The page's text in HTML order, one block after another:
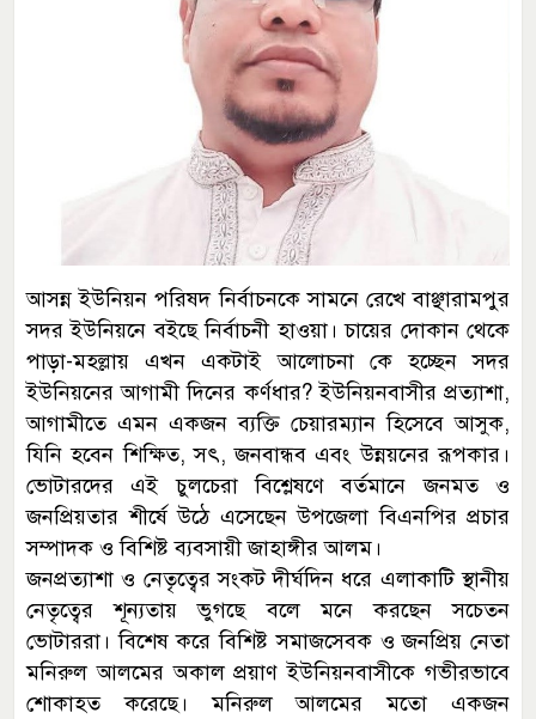
আসন্ন ইউনিয়ন পরিষদ নির্বাচনকে সামনে রেখে বাঞ্ছারামপুর
সদর ইউনিয়নে বইছে নির্বাচনী হাওয়া। চায়ের দোকান থেকে
পাড়া-মহল্লায় এখন একটাই আলোচনা কে হচ্ছেন সদর
ইউনিয়নের আগামী দিনের কর্ণধার? ইউনিয়নবাসীর প্রত্যাশা,
আগামীতে এমন একজন ব্যক্তি চেয়ারম্যান হিসেবে আসুক,
যিনি হবেন শিক্ষিত, সৎ, জনবান্ধব এবং উন্নয়নের রূপকার।
ভোটারদের এই চুলচেরা বিশ্লেষণে বর্তমানে জনমত ও
জনপ্রিয়তার শীর্ষে উঠে এসেছেন উপজেলা বিএনপির প্রচার
সম্পাদক ও বিশিষ্ট ব্যবসায়ী জাহাঙ্গীর আলম।
জনপ্রত্যাশা ও নেতৃত্বের সংকট দীর্ঘদিন ধরে এলাকাটি স্থানীয়
নেতৃত্বের শূন্যতায় ভুগছে বলে মনে করছেন সচেতন
ভোটাররা। বিশেষ করে বিশিষ্ট সমাজসেবক ও জনপ্রিয় নেতা
মনিরুল আলমের অকাল প্রয়াণ ইউনিয়নবাসীকে গভীরভাবে
শোকাহত করেছে। মনিরুল আলমের মতো একজন